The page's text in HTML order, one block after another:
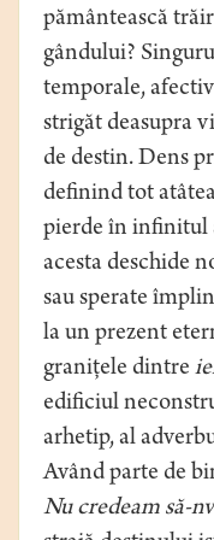
pământească
gândului?
temporale,
strigăt deasupra
de destin. Dens
definind tot
pierde în infinitul
acesta deschide
sau sperate
la un prezent
graniţele dintre
edificiul
arhetip, al
Având parte de
Nu credeam să-